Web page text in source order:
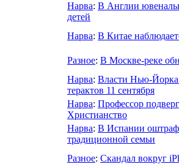
Нарва: В Англии
детей
Нарва: В Китае
Разное: В Москве-реке
Нарва: Власти Нью-Йорка
терактов 11 сентября
Нарва: Профессор
Христианство
Нарва: В Испании
традиционной семьи
Разное: Скандал вокруг